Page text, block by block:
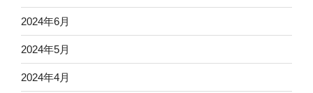
2024年6月
2024年5月
2024年4月